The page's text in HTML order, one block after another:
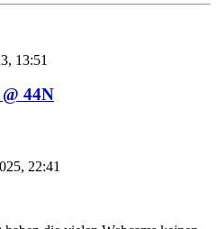
13:51
44N
22:41